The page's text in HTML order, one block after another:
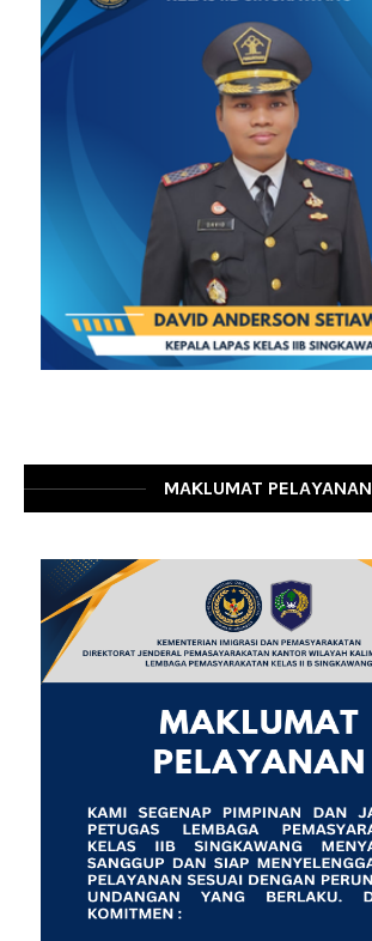
MAKLUMAT PELAYANAN